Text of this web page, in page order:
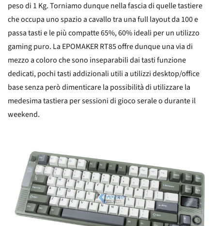
peso di 1 Kg. Torniamo dunque nella fascia di quelle tastiere
che occupa uno spazio a cavallo tra una full layout da 100 e
passa tasti e le più compatte 65%, 60% ideali per un utilizzo
gaming puro. La EPOMAKER RT85 offre dunque una via di
mezzo a coloro che sono inseparabili dai tasti funzione
dedicati, pochi tasti addizionali utili a utilizzi desktop/office
base senza però dimenticare la possibilità di utilizzare la
medesima tastiera per sessioni di gioco serale o durante il
weekend.